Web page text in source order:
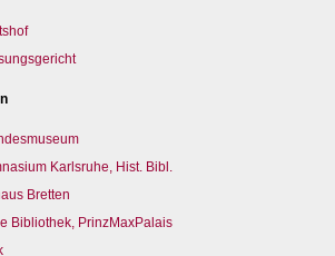
Karlsruhe, Hist. Bibl.
Bretten
Bibliothek, PrinzMaxPalais